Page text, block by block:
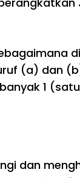
(a) dan
1
dan